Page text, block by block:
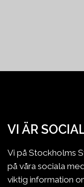
VI ÄR
Vi på Stockholms
på våra sociala
viktig information